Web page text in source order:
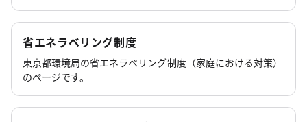
省エネラベリング制度
東京都環境局の省エネラベリング制度（家庭における対策）
のページです。